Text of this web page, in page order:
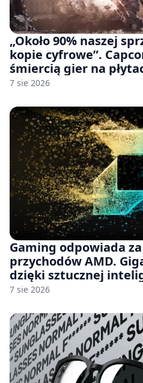
„Około 90% naszej
kopie cyfrowe”.
śmiercią gier na
7 sie 2026
Gaming odpowiada
przychodów AMD.
dzięki sztucznej
7 sie 2026